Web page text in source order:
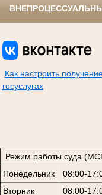
Как настроить
госуслугах
Режим работы суда
Понедельник
08:00-
Вторник
08:00-